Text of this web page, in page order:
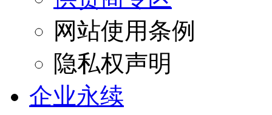
网站使用条例
隐私权声明
企业永续